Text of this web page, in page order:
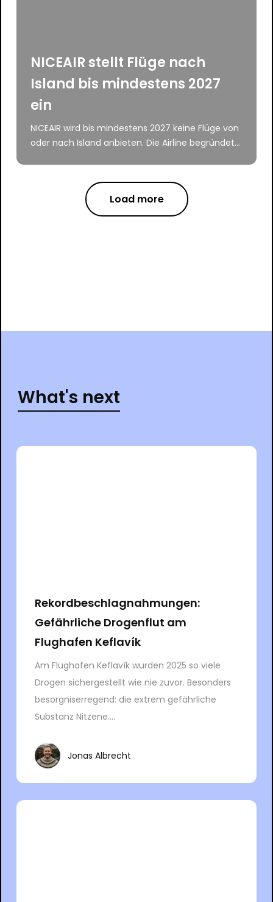
NICEAIR stellt Flüge nach
Island bis mindestens 2027
ein
NICEAIR wird bis mindestens 2027 keine Flüge von
oder nach Island anbieten. Die Airline begründet...
Load more
What's next
Rekordbeschlagnahmungen:
Gefährliche Drogenflut am
Flughafen Keflavík
Am Flughafen Keflavík wurden 2025 so viele
Drogen sichergestellt wie nie zuvor. Besonders
besorgniserregend: die extrem gefährliche
Substanz Nitzene....
Jonas Albrecht